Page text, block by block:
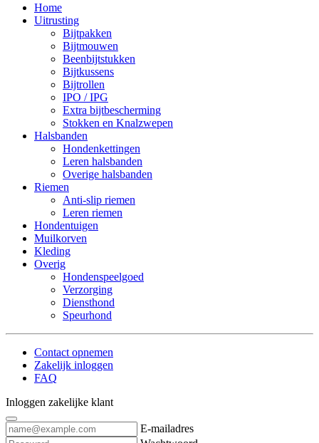
Home
Uitrusting
Bijtpakken
Bijtmouwen
Beenbijtstukken
Bijtkussens
Bijtrollen
IPO / IPG
Extra bijtbescherming
Stokken en Knalzwepen
Halsbanden
Hondenkettingen
Leren halsbanden
Overige halsbanden
Riemen
Anti-slip riemen
Leren riemen
Hondentuigen
Muilkorven
Kleding
Overig
Hondenspeelgoed
Verzorging
Diensthond
Speurhond
Contact opnemen
Zakelijk inloggen
FAQ
Inloggen zakelijke klant
E-mailadres